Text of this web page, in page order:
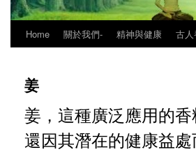
Skip
content
Home 關於我們- 精神與健康 古
姜
姜，這種廣泛應用的
還因其潛在的健康益